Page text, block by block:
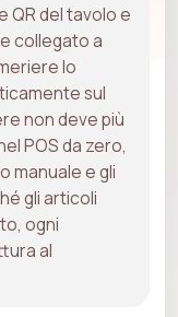
QR del tavolo e
collegato a
lo
sul
non deve più
POS da zero,
manuale e gli
gli articoli
ogni
al